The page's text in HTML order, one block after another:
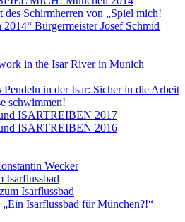
des Schirmherren von „Spiel mich!
2014“ Bürgermeister Josef Schmid
in the Isar River in Munich
Pendeln in der Isar: Sicher in die Arbeit
schwimmen!
ISARTREIBEN 2017
ISARTREIBEN 2016
Wecker
Isarflussbad
Isarflussbad
Isarflussbad für München?!“